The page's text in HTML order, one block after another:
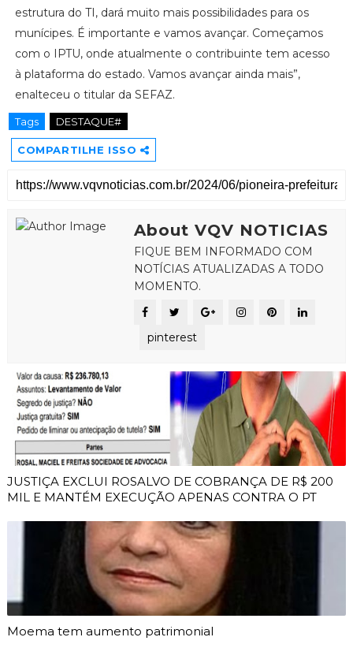
estrutura do TI, dará muito mais possibilidades para os
munícipes. É importante e vamos avançar. Começamos
com o IPTU, onde atualmente o contribuinte tem acesso
à plataforma do estado. Vamos avançar ainda mais”,
enalteceu o titular da SEFAZ.
Tags DESTAQUE#
COMPARTILHE ISSO
About VQV NOTICIAS
FIQUE BEM INFORMADO COM
NOTÍCIAS ATUALIZADAS A TODO
MOMENTO.
pinterest
JUSTIÇA EXCLUI ROSALVO DE COBRANÇA DE R$ 200
MIL E MANTÉM EXECUÇÃO APENAS CONTRA O PT
Moema tem aumento patrimonial